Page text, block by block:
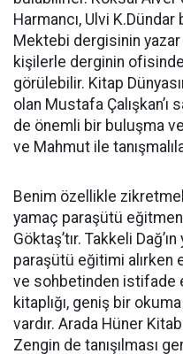
Harmancı, Ulvi
Mektebi dergisinin
kişilerle derginin
görülebilir. Kitap
olan Mustafa
de önemli bir buluşma
ve Mahmut ile
Benim özellikle
yamaç paraşütü
Göktaş’tır. Takkeli
paraşütü eğitimi
ve sohbetinden istifade
kitaplığı, geniş bir
vardır. Arada Hüner
Zengin de tanışılması